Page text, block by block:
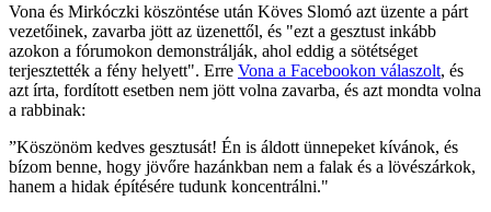
Vona és Mirkóczki köszöntése után Köves Slomó azt üzente a párt
vezetőinek, zavarba jött az üzenettől, és "ezt a gesztust inkább
azokon a fórumokon demonstrálják, ahol eddig a sötétséget
terjesztették a fény helyett". Erre Vona a Facebookon válaszolt, és
azt írta, fordított esetben nem jött volna zavarba, és azt mondta volna
a rabbinak:
”Köszönöm kedves gesztusát! Én is áldott ünnepeket kívánok, és
bízom benne, hogy jövőre hazánkban nem a falak és a lövészárkok,
hanem a hidak építésére tudunk koncentrálni."